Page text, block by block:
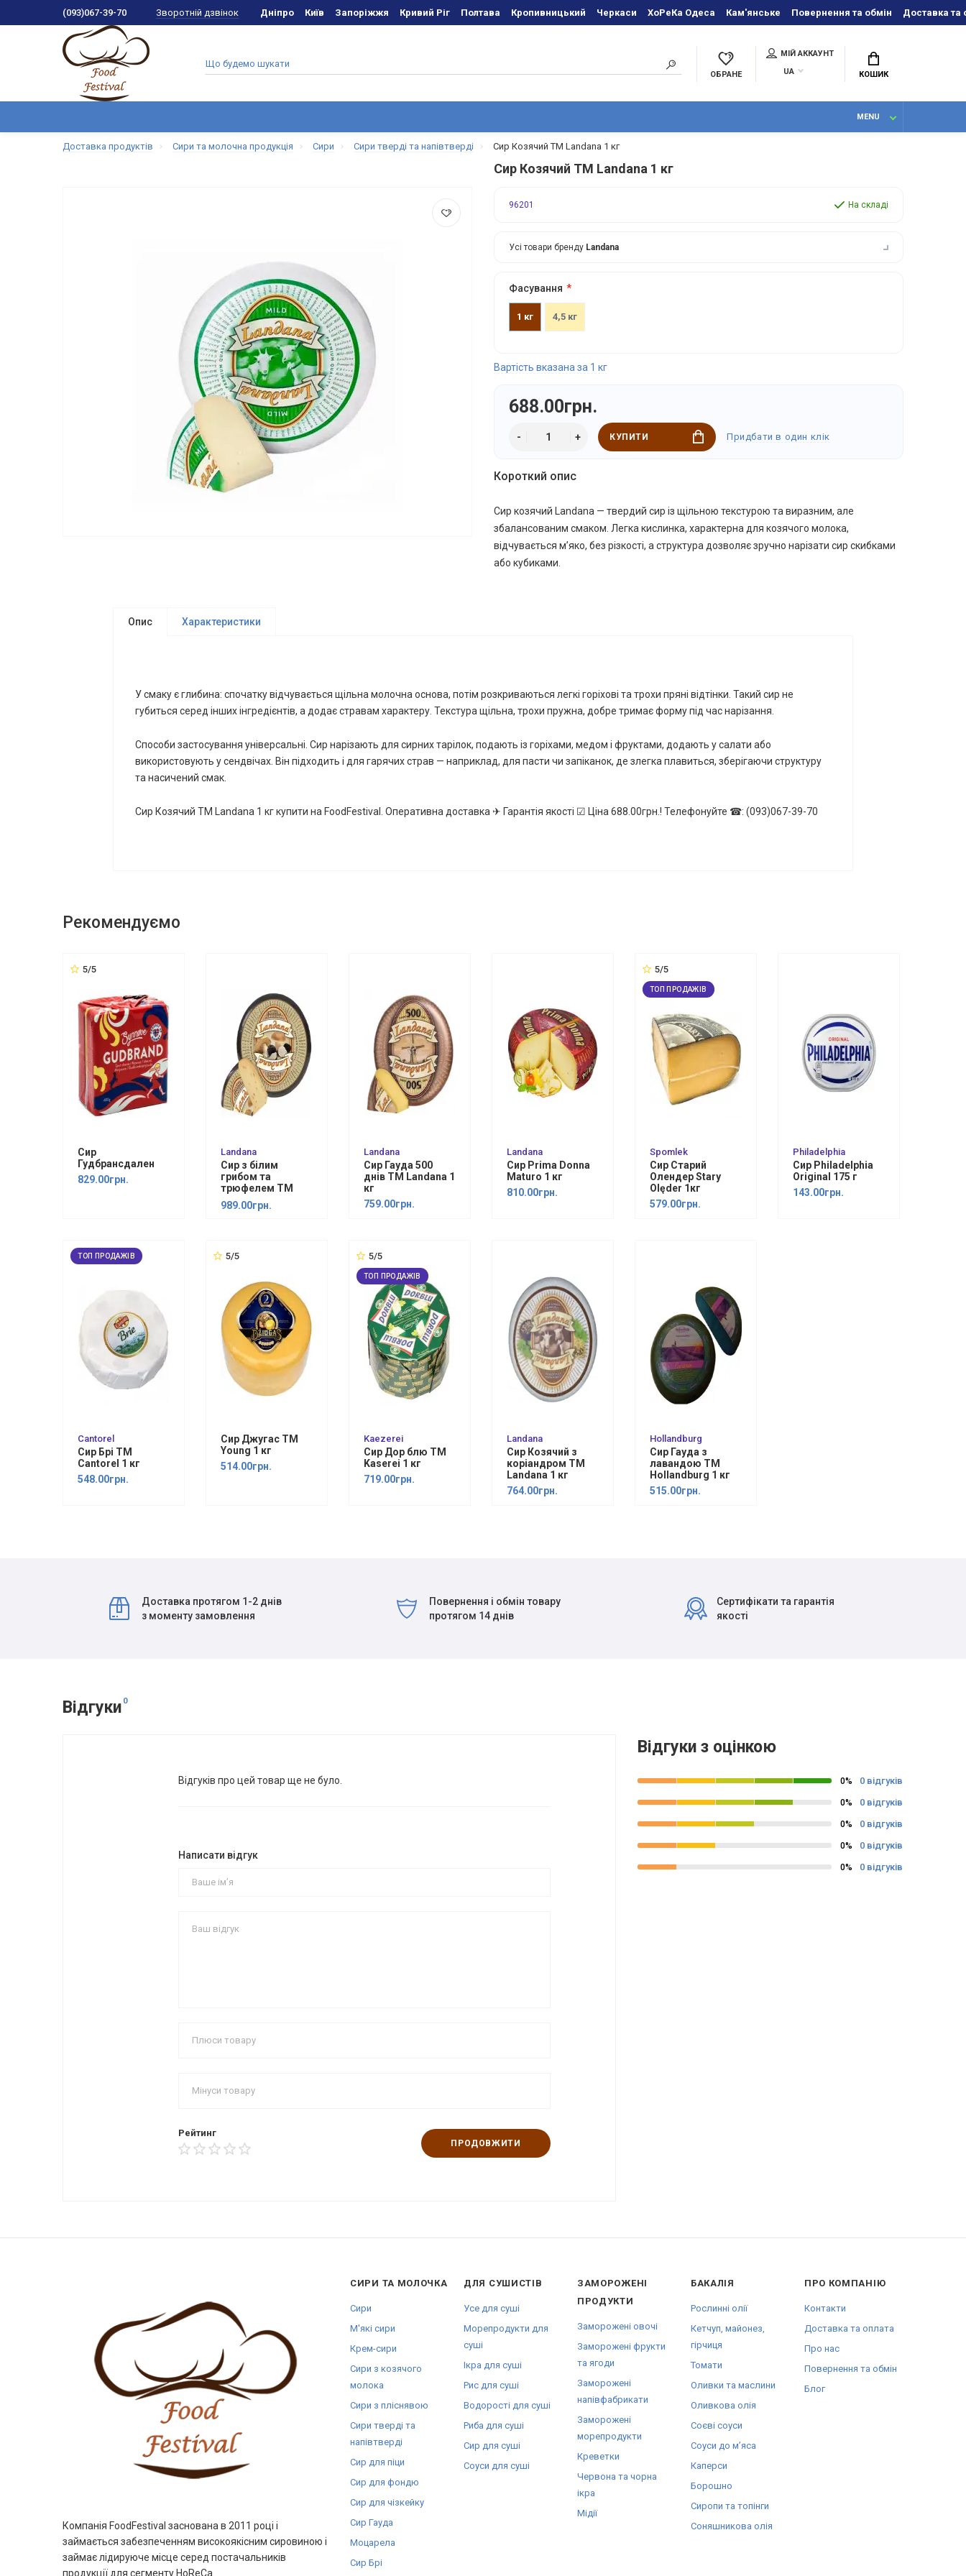
(093)067-39-70 Зворотній дзвінок Дніпро Київ Запоріжжя Кривий Ріг Полтава Кропивницький Черкаси ХоРеКа Одеса Кам'янське Повернення та обмін Доставка та
ОБРАНЕ
МІЙ АККАУНТ
UA
КОШИК
MENU
Доставка продуктів Сири та молочна продукція Сири Сири тверді та напівтверді Сир Козячий ТМ Landana 1 кг
Сир Козячий ТМ Landana 1 кг
96201 На складі
Усі товари бренду Landana
Фасування
1 кг 4,5 кг
Вартість вказана за 1 кг
688.00грн.
КУПИТИ Придбати в один клік
Короткий опис
Сир козячий Landana — твердий сир із щільною текстурою та виразним, але
збалансованим смаком. Легка кислинка, характерна для козячого молока,
відчувається м’яко, без різкості, а структура дозволяє зручно нарізати сир скибками
або кубиками.
Опис Характеристики
У смаку є глибина: спочатку відчувається щільна молочна основа, потім розкриваються легкі горіхові та трохи пряні відтінки. Такий сир не
губиться серед інших інгредієнтів, а додає стравам характеру. Текстура щільна, трохи пружна, добре тримає форму під час нарізання.
Способи застосування універсальні. Сир нарізають для сирних тарілок, подають із горіхами, медом і фруктами, додають у салати або
використовують у сендвічах. Він підходить і для гарячих страв — наприклад, для пасти чи запіканок, де злегка плавиться, зберігаючи структуру
та насичений смак.
Сир Козячий ТМ Landana 1 кг купити на FoodFestival. Оперативна доставка ✈ Гарантія якості ☑ Ціна 688.00грн.! Телефонуйте ☎: (093)067-39-70
Рекомендуємо
5/5
Сир
Гудбрансдален
829.00грн.
Landana
Сир з бiлим
грибом та
трюфелем ТМ
Landana 1 кг
989.00грн.
Landana
Сир Гауда 500
днiв ТМ Landana 1
кг
759.00грн.
Landana
Сир Prima Donna
Maturo 1 кг
810.00грн.
5/5
ТОП ПРОДАЖІВ
Spomlek
Сир Старий
Олендер Stary
Olęder 1кг
579.00грн.
Philadelphia
Сир Philadelphia
Original 175 г
143.00грн.
ТОП ПРОДАЖІВ
Cantorel
Сир Брі ТМ
Cantorel 1 кг
548.00грн.
5/5
Сир Джугас ТМ
Young 1 кг
514.00грн.
5/5
ТОП ПРОДАЖІВ
Kaezerei
Сир Дор блю ТМ
Kaserei 1 кг
719.00грн.
Landana
Сир Козячий з
корiандром ТМ
Landana 1 кг
764.00грн.
Hollandburg
Сир Гауда з
лавандою ТМ
Hollandburg 1 кг
515.00грн.
Доставка протягом 1-2 днів
з моменту замовлення
Повернення і обмін товару
протягом 14 днів
Сертифікати та гарантія
якості
Відгуки 0
Відгуків про цей товар ще не було.
Написати відгук
Рейтинг
ПРОДОВЖИТИ
Відгуки з оцінкою
0% 0 відгуків
0% 0 відгуків
0% 0 відгуків
0% 0 відгуків
0% 0 відгуків
Компанія FoodFestival заснована в 2011 році і
займається забезпеченням високоякісним сировиною і
займає лідируюче місце серед постачальників
продукції для сегменту HoReCa.
СИРИ ТА МОЛОЧКА
Сири
М'які сири
Крем-сири
Сири з козячого
молока
Сири з пліснявою
Сири тверді та
напівтверді
Сир для піци
Сир для фондю
Сир для чізкейку
Сир Гауда
Моцарела
Сир Брі
ДЛЯ СУШИСТІВ
Усе для суші
Морепродукти для
суші
Ікра для суші
Рис для суші
Водорості для суші
Риба для суші
Сир для суші
Соуси для суші
ЗАМОРОЖЕНІ
ПРОДУКТИ
Заморожені овочі
Заморожені фрукти
та ягоди
Заморожені
напівфабрикати
Заморожені
морепродукти
Креветки
Червона та чорна
ікра
Мідії
БАКАЛІЯ
Рослинні олії
Кетчуп, майонез,
гірчиця
Томати
Оливки та маслини
Оливкова олія
Соєві соуси
Соуси до мʼяса
Каперси
Борошно
Сиропи та топінги
Соняшникова олія
ПРО КОМПАНІЮ
Контакти
Доставка та оплата
Про нас
Повернення та обмін
Блог